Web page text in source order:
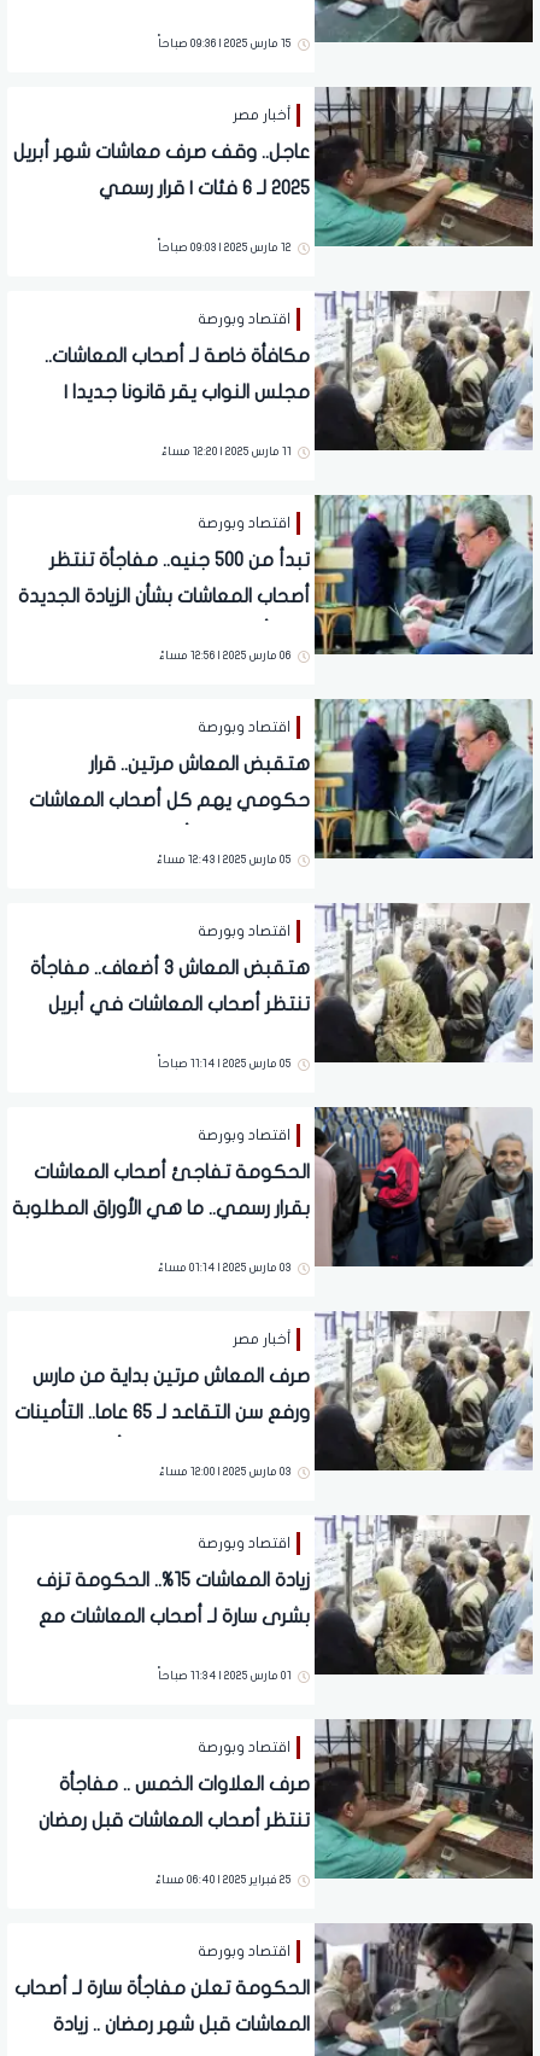
15 مارس 2025 | 09:36 صباحاً
أخبار مصر
عاجل.. وقف صرف معاشات شهر أبريل
2025 لـ 6 فئات | قرار رسمي
12 مارس 2025 | 09:03 صباحاً
اقتصاد وبورصة
مكافأة خاصة لـ أصحاب المعاشات..
مجلس النواب يقر قانونا جديدا |
11 مارس 2025 | 12:20 مساءً
اقتصاد وبورصة
تبدأ من 500 جنيه.. مفاجأة تنتظر
أصحاب المعاشات بشأن الزيادة الجديدة
06 مارس 2025 | 12:56 مساءً
اقتصاد وبورصة
هتقبض المعاش مرتين.. قرار
حكومي يهم كل أصحاب المعاشات
05 مارس 2025 | 12:43 مساءً
اقتصاد وبورصة
هتقبض المعاش 3 أضعاف.. مفاجأة
تنتظر أصحاب المعاشات في أبريل
05 مارس 2025 | 11:14 صباحاً
اقتصاد وبورصة
الحكومة تفاجئ أصحاب المعاشات
بقرار رسمي.. ما هي الأوراق المطلوبة
03 مارس 2025 | 01:14 مساءً
أخبار مصر
صرف المعاش مرتين بداية من مارس
ورفع سن التقاعد لـ 65 عاما.. التأمينات
المعاشات
03 مارس 2025 | 12:00 مساءً
اقتصاد وبورصة
زيادة المعاشات 15%.. الحكومة تزف
بشرى سارة لـ أصحاب المعاشات مع
01 مارس 2025 | 11:34 صباحاً
اقتصاد وبورصة
صرف العلاوات الخمس .. مفاجأة
تنتظر أصحاب المعاشات قبل رمضان
25 فبراير 2025 | 06:40 مساءً
اقتصاد وبورصة
الحكومة تعلن مفاجأة سارة لـ أصحاب
المعاشات قبل شهر رمضان .. زيادة